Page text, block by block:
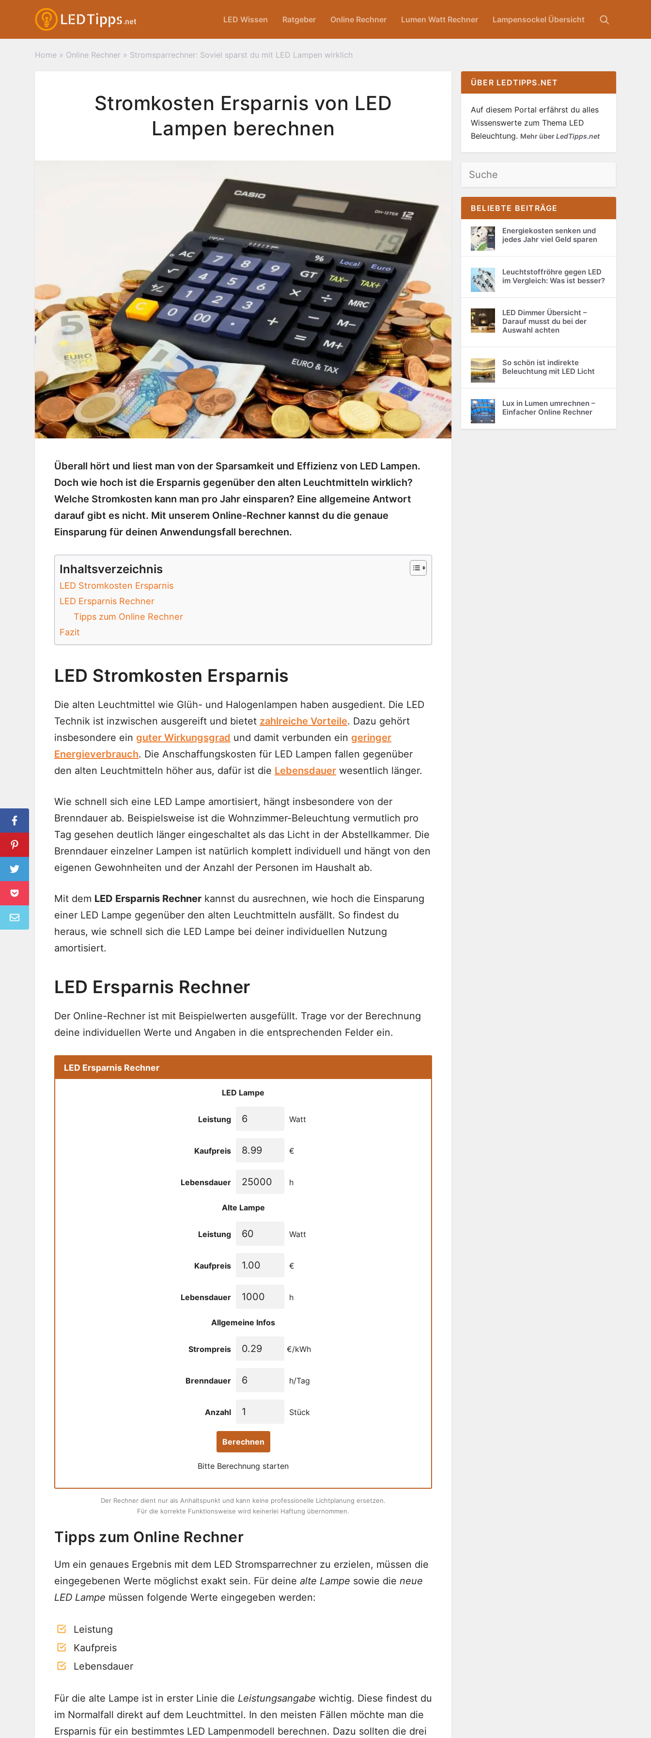
springen
LED Wissen Ratgeber Online Rechner Lumen Watt Rechner Lampensockel Übersicht
Home » Online Rechner » Stromsparrechner: Soviel sparst du mit LED Lampen wirklich
Stromkosten Ersparnis von LED
Lampen berechnen
Überall hört und liest man von der Sparsamkeit und Effizienz von LED Lampen.
Doch wie hoch ist die Ersparnis gegenüber den alten Leuchtmitteln wirklich?
Welche Stromkosten kann man pro Jahr einsparen? Eine allgemeine Antwort
darauf gibt es nicht. Mit unserem Online-Rechner kannst du die genaue
Einsparung für deinen Anwendungsfall berechnen.
Inhaltsverzeichnis
LED Stromkosten Ersparnis
LED Ersparnis Rechner
Tipps zum Online Rechner
Fazit
LED Stromkosten Ersparnis
Die alten Leuchtmittel wie Glüh- und Halogenlampen haben ausgedient. Die LED
Technik ist inzwischen ausgereift und bietet zahlreiche Vorteile. Dazu gehört
insbesondere ein guter Wirkungsgrad und damit verbunden ein geringer
Energieverbrauch. Die Anschaffungskosten für LED Lampen fallen gegenüber
den alten Leuchtmitteln höher aus, dafür ist die Lebensdauer wesentlich länger.
Wie schnell sich eine LED Lampe amortisiert, hängt insbesondere von der
Brenndauer ab. Beispielsweise ist die Wohnzimmer-Beleuchtung vermutlich pro
Tag gesehen deutlich länger eingeschaltet als das Licht in der Abstellkammer. Die
Brenndauer einzelner Lampen ist natürlich komplett individuell und hängt von den
eigenen Gewohnheiten und der Anzahl der Personen im Haushalt ab.
Mit dem LED Ersparnis Rechner kannst du ausrechnen, wie hoch die Einsparung
einer LED Lampe gegenüber den alten Leuchtmitteln ausfällt. So findest du
heraus, wie schnell sich die LED Lampe bei deiner individuellen Nutzung
amortisiert.
LED Ersparnis Rechner
Der Online-Rechner ist mit Beispielwerten ausgefüllt. Trage vor der Berechnung
deine individuellen Werte und Angaben in die entsprechenden Felder ein.
LED Ersparnis Rechner
LED Lampe
Leistung Watt
Kaufpreis €
Lebensdauer h
Alte Lampe
Leistung Watt
Kaufpreis €
Lebensdauer h
Allgemeine Infos
Strompreis €/kWh
Brenndauer h/Tag
Anzahl Stück
Berechnen
Bitte Berechnung starten
Der Rechner dient nur als Anhaltspunkt und kann keine professionelle Lichtplanung ersetzen.
Für die korrekte Funktionsweise wird keinerlei Haftung übernommen.
Tipps zum Online Rechner
Um ein genaues Ergebnis mit dem LED Stromsparrechner zu erzielen, müssen die
eingegebenen Werte möglichst exakt sein. Für deine alte Lampe sowie die neue
LED Lampe müssen folgende Werte eingegeben werden:
Leistung
Kaufpreis
Lebensdauer
Für die alte Lampe ist in erster Linie die Leistungsangabe wichtig. Diese findest du
im Normalfall direkt auf dem Leuchtmittel. In den meisten Fällen möchte man die
Ersparnis für ein bestimmtes LED Lampenmodell berechnen. Dazu sollten die drei
ÜBER LEDTIPPS.NET
Auf diesem Portal erfährst du alles
Wissenswerte zum Thema LED
Beleuchtung. Mehr überLedTipps.net
Suchen
BELIEBTE BEITRÄGE
Energiekosten senken und
jedes Jahr viel Geld sparen
Leuchtstoffröhre gegen LED
im Vergleich: Was ist besser?
LED Dimmer Übersicht –
Darauf musst du bei der
Auswahl achten
So schön ist indirekte
Beleuchtung mit LED Licht
Lux in Lumen umrechnen –
Einfacher Online Rechner